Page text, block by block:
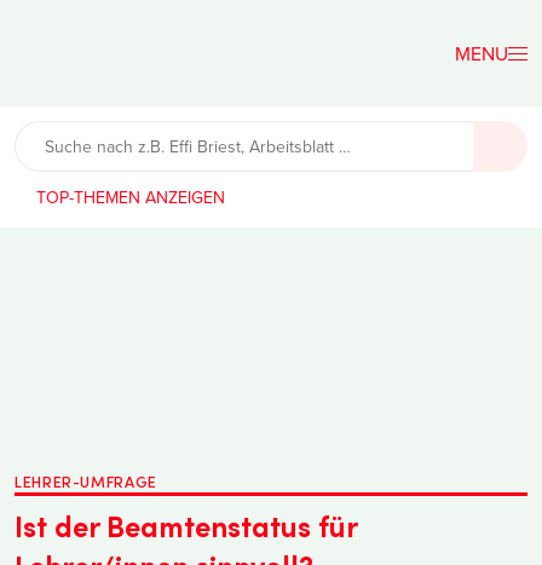
Lehrerfreund
TOP-THEMEN
LEHRER-UMFRAGE
Ist der Beamtenstatus für